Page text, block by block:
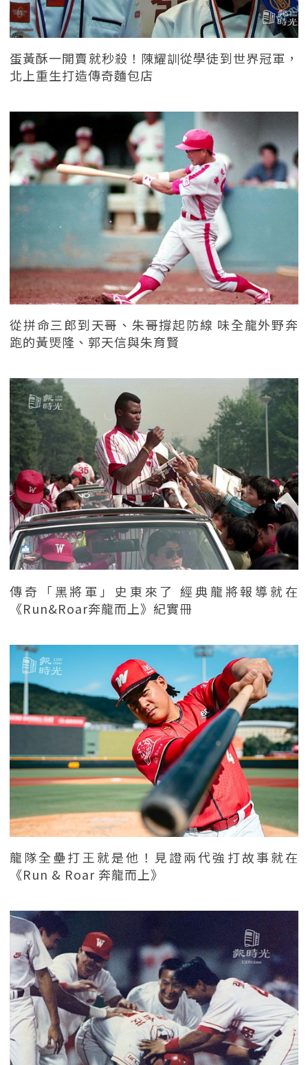
蛋黃酥一開賣就秒殺！陳耀訓從學徒到世界冠軍，
北上重生打造傳奇麵包店
從拼命三郎到天哥、朱哥撐起防線 味全龍外野奔
跑的黃煚隆、郭天信與朱育賢
傳奇「黑將軍」史東來了 經典龍將報導就在
《Run&Roar奔龍而上》紀實冊
龍隊全壘打王就是他！見證兩代強打故事就在
《Run & Roar 奔龍而上》